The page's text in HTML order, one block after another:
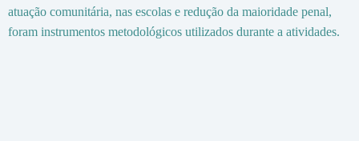
atuação comunitária, nas escolas e redução da maioridade penal,
foram instrumentos metodológicos utilizados durante a atividades.